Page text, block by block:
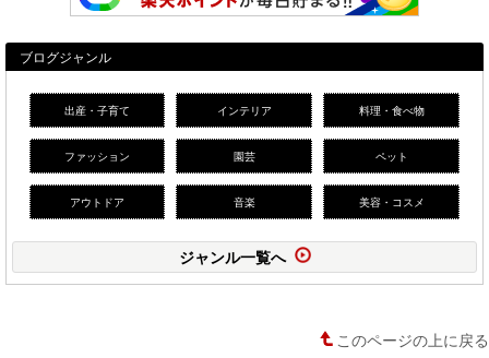
ブログジャンル
出産・子育て インテリア 料理・食べ物
ファッション 園芸 ペット
アウトドア 音楽 美容・コスメ
ジャンル一覧へ
このページの上に戻る